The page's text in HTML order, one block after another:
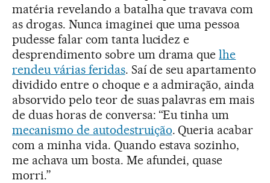
matéria revelando a batalha que travava com
as drogas. Nunca imaginei que uma pessoa
pudesse falar com tanta lucidez e
desprendimento sobre um drama quelhe
rendeu várias feridas. Saí de seu apartamento
dividido entre o choque e a admiração, ainda
absorvido pelo teor de suas palavras em mais
de duas horas de conversa: “Eu tinha um
mecanismo de autodestruição. Queria acabar
com a minha vida. Quando estava sozinho,
me achava um bosta. Me afundei, quase
morri.”